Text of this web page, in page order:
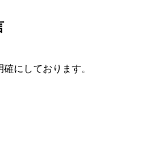
にしております。